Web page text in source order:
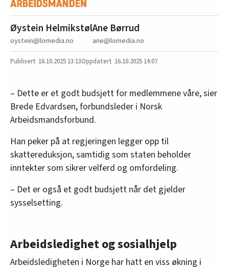
Øystein Helmikstøl
oystein@lomedia.no
Ane Børrud
ane@lomedia.no
16.10.2025 13:13 16.10.2025 14:07
– Dette er et godt budsjett for medlemmene våre, sier
Brede Edvardsen, forbundsleder i Norsk
Arbeidsmandsforbund.
Han peker på at regjeringen legger opp til
skattereduksjon, samtidig som staten beholder
inntekter som sikrer velferd og omfordeling.
– Det er også et godt budsjett når det gjelder
sysselsetting.
Arbeidsledighet og sosialhjelp
Arbeidsledigheten i Norge har hatt en viss økning i